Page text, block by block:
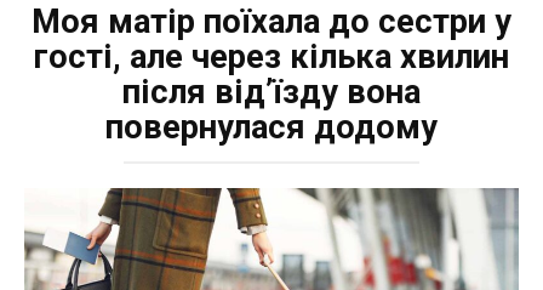
Моя матір поїхала до сестри у
гості, але через кілька хвилин
після від’їзду вона
повернулася додому